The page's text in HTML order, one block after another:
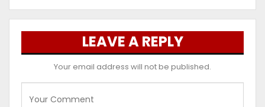
LEAVE A REPLY
Your email address will not be published.